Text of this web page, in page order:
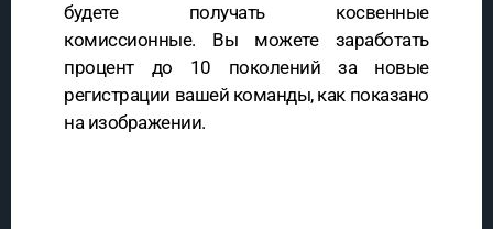
будете получать косвенные
комиссионные. Вы можете заработать
процент до 10 поколений за новые
регистрации вашей команды, как показано
на изображении.